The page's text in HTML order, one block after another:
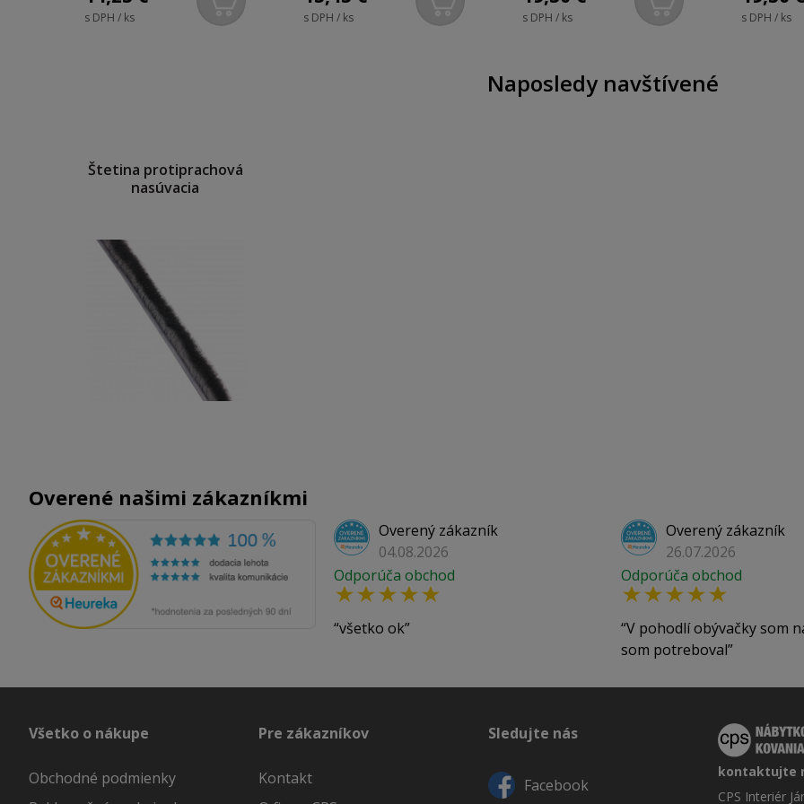
s DPH / ks s DPH / ks s DPH / ks s DPH / ks
Naposledy navštívené
Štetina protiprachová
nasúvacia
Overené našimi zákazníkmi
Overený zákazník
04.08.2026
Odporúča obchod
všetko ok
Overený zákazník
26.07.2026
Odporúča obchod
V pohodlí obývačky som
som potreboval
Všetko o nákupe
Obchodné podmienky
Pre zákazníkov
Kontakt
Sledujte nás
Facebook
kontaktujte
CPS Interiér